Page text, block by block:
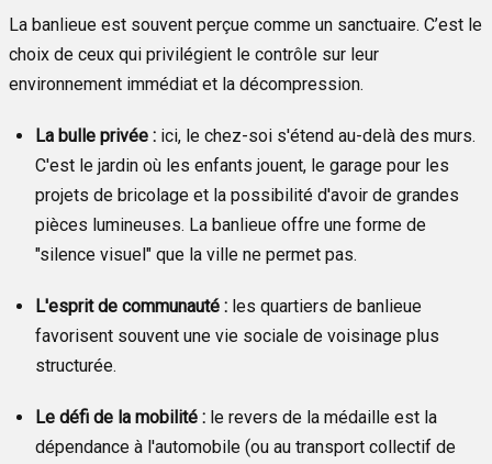
La banlieue est souvent perçue comme un sanctuaire. C’est le
choix de ceux qui privilégient le contrôle sur leur
environnement immédiat et la décompression.
La bulle privée : ici, le chez-soi s'étend au-delà des murs.
C'est le jardin où les enfants jouent, le garage pour les
projets de bricolage et la possibilité d'avoir de grandes
pièces lumineuses. La banlieue offre une forme de
"silence visuel" que la ville ne permet pas.
L'esprit de communauté : les quartiers de banlieue
favorisent souvent une vie sociale de voisinage plus
structurée.
Le défi de la mobilité : le revers de la médaille est la
dépendance à l'automobile (ou au transport collectif de